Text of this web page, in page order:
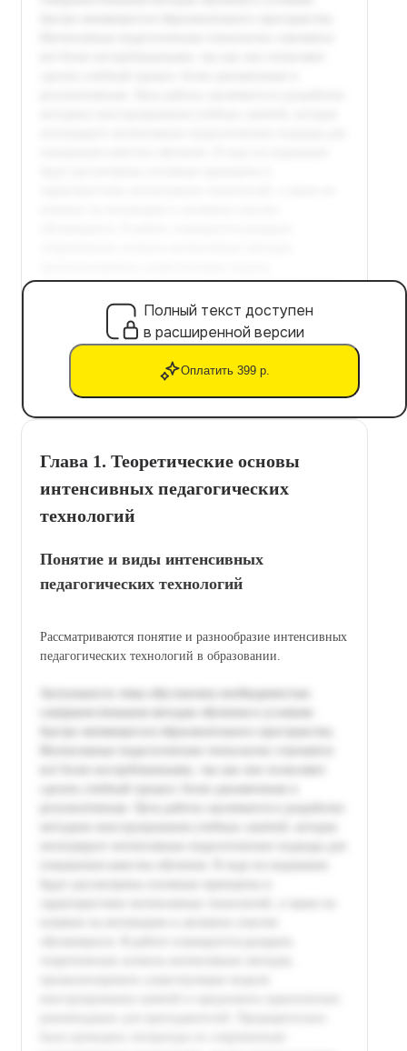
Полный текст доступен
в расширенной версии
Оплатить 399 р.
Глава 1. Теоретические основы
интенсивных педагогических
технологий
Понятие и виды интенсивных
педагогических технологий
Рассматриваются понятие и разнообразие интенсивных
педагогических технологий в образовании.